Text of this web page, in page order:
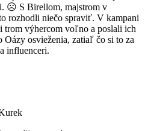
☹ S Birellom, majstrom v
rozhodli niečo spraviť. V kampani
výhercom voľno a poslali ich
osvieženia, zatiaľ čo si to za
influenceri.